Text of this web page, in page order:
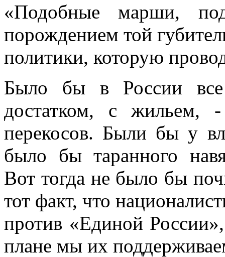
«Подобные марши,
порождением той
политики, которую
Было бы в России все
достатком, с
перекосов. Были бы у
было бы таранного
Вот тогда не было бы
тот факт, что
против «Единой
плане мы их